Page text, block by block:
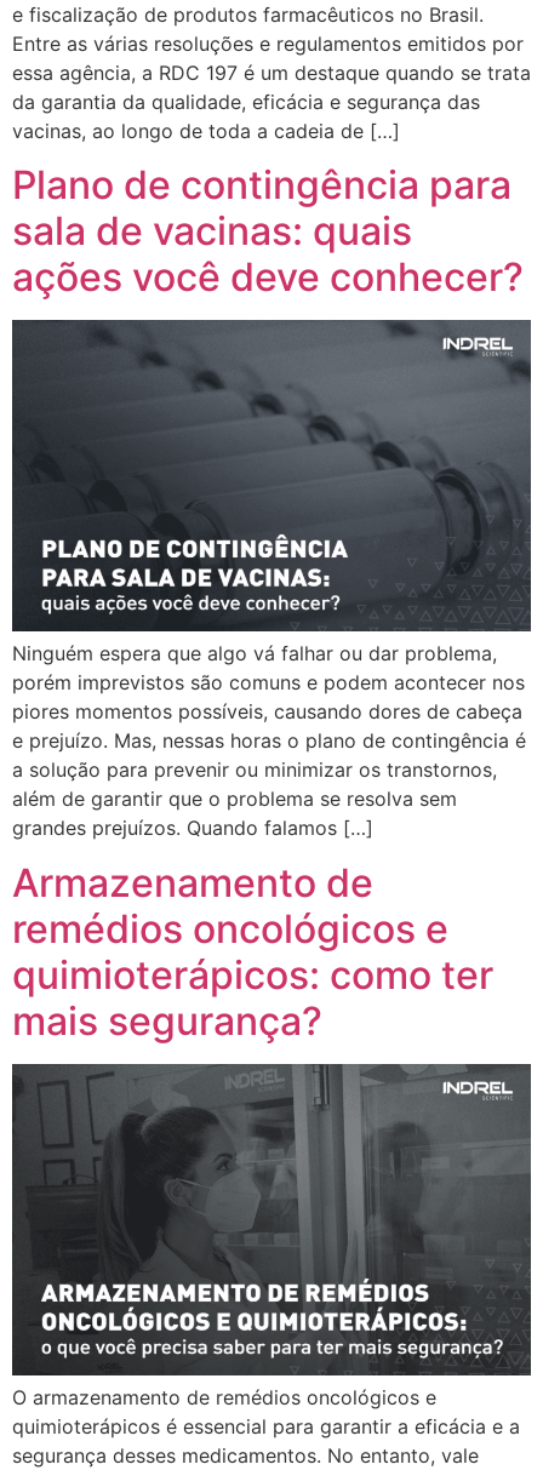
e fiscalização de produtos farmacêuticos no Brasil.
Entre as várias resoluções e regulamentos emitidos por
essa agência, a RDC 197 é um destaque quando se trata
da garantia da qualidade, eficácia e segurança das
vacinas, ao longo de toda a cadeia de […]
Plano de contingência para
sala de vacinas: quais
ações você deve conhecer?
Ninguém espera que algo vá falhar ou dar problema,
porém imprevistos são comuns e podem acontecer nos
piores momentos possíveis, causando dores de cabeça
e prejuízo. Mas, nessas horas o plano de contingência é
a solução para prevenir ou minimizar os transtornos,
além de garantir que o problema se resolva sem
grandes prejuízos. Quando falamos […]
Armazenamento de
remédios oncológicos e
quimioterápicos: como ter
mais segurança?
O armazenamento de remédios oncológicos e
quimioterápicos é essencial para garantir a eficácia e a
segurança desses medicamentos. No entanto, vale